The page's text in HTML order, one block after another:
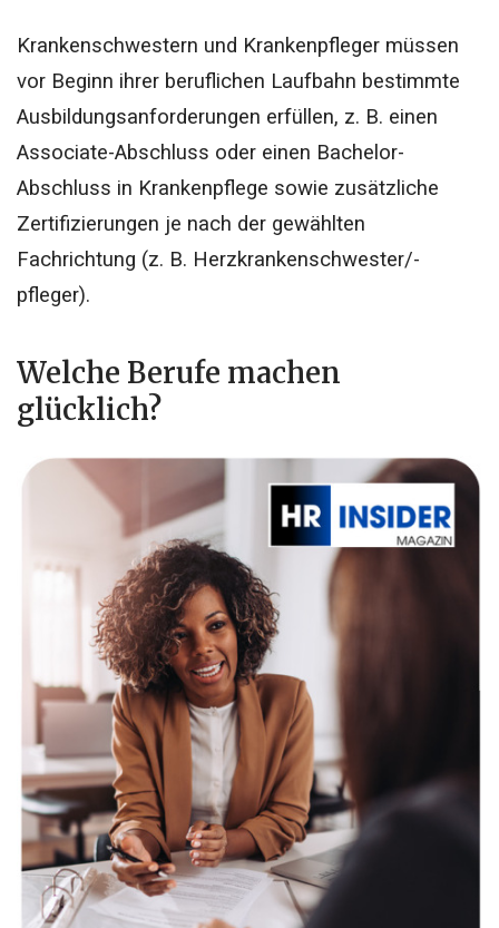
Krankenschwestern und Krankenpfleger müssen
vor Beginn ihrer beruflichen Laufbahn bestimmte
Ausbildungsanforderungen erfüllen, z. B. einen
Associate-Abschluss oder einen Bachelor-
Abschluss in Krankenpflege sowie zusätzliche
Zertifizierungen je nach der gewählten
Fachrichtung (z. B. Herzkrankenschwester/-
pfleger).
Welche Berufe machen
glücklich?